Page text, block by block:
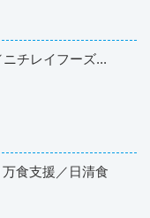
チレイフーズ...
食支援／日清食